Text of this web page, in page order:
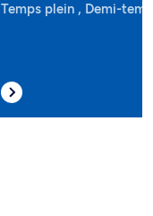
Temps plein , Demi-